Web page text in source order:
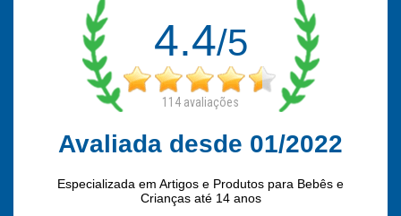
4.4/5
114 avaliações
Avaliada desde 01/2022
Especializada em Artigos e Produtos para Bebês e
Crianças até 14 anos